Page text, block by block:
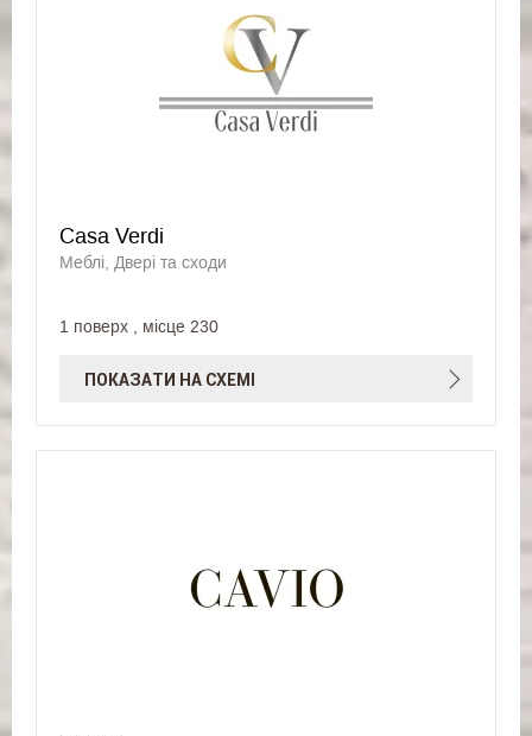
Casa Verdi
Меблі, Двері та сходи
1 поверх , місце 230
ПОКАЗАТИ НА СХЕМІ